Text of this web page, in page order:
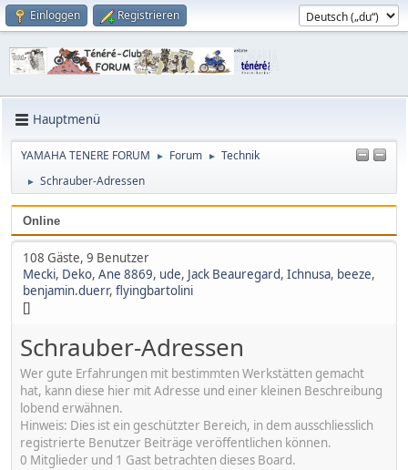
Einloggen Registrieren
Hauptmenü
YAMAHA TENERE FORUM ► Forum ► Technik
► Schrauber-Adressen
Online
108 Gäste, 9 Benutzer
Mecki, Deko, Ane 8869, ude, Jack Beauregard, Ichnusa, beeze,
benjamin.duerr, flyingbartolini
[]
Schrauber-Adressen
Wer gute Erfahrungen mit bestimmten Werkstätten gemacht
hat, kann diese hier mit Adresse und einer kleinen Beschreibung
lobend erwähnen.
Hinweis: Dies ist ein geschützter Bereich, in dem ausschliesslich
registrierte Benutzer Beiträge veröffentlichen können.
0 Mitglieder und 1 Gast betrachten dieses Board.